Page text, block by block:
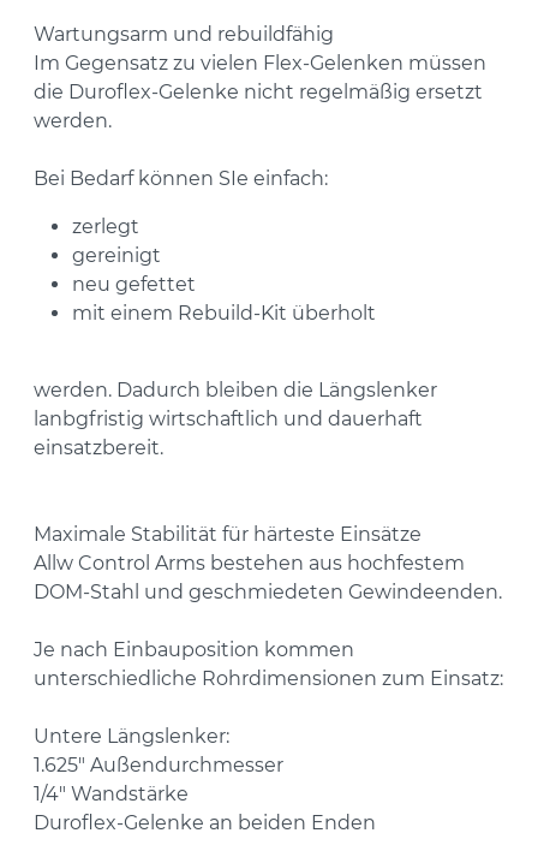
Wartungsarm und rebuildfähig
Im Gegensatz zu vielen Flex-Gelenken müssen
die Duroflex-Gelenke nicht regelmäßig ersetzt
werden.
Bei Bedarf können SIe einfach:
zerlegt
gereinigt
neu gefettet
mit einem Rebuild-Kit überholt
werden. Dadurch bleiben die Längslenker
lanbgfristig wirtschaftlich und dauerhaft
einsatzbereit.
Maximale Stabilität für härteste Einsätze
Allw Control Arms bestehen aus hochfestem
DOM-Stahl und geschmiedeten Gewindeenden.
Je nach Einbauposition kommen
unterschiedliche Rohrdimensionen zum Einsatz:
Untere Längslenker:
1.625" Außendurchmesser
1/4" Wandstärke
Duroflex-Gelenke an beiden Enden